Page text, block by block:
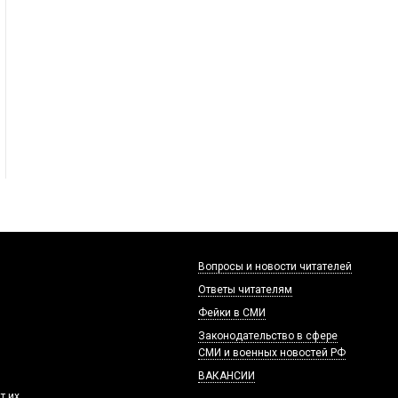
Вопросы и новости читателей
Ответы читателям
Фейки в СМИ
Законодательство в сфере
СМИ и военных новостей РФ
ВАКАНСИИ